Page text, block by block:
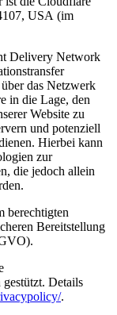
USA (im
Delivery Network
das Netzwerk
in die Lage, den
Website zu
und potenziell
Hierbei kann
zur
die jedoch allein
berechtigten
Bereitstellung
Details
.